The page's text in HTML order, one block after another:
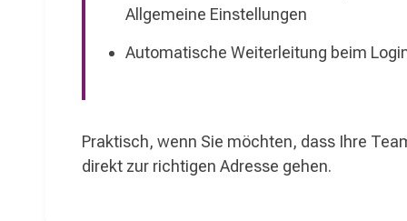
Allgemeine Einstellungen
Automatische Weiterleitung beim
Praktisch, wenn Sie möchten, dass Ihre
direkt zur richtigen Adresse gehen.